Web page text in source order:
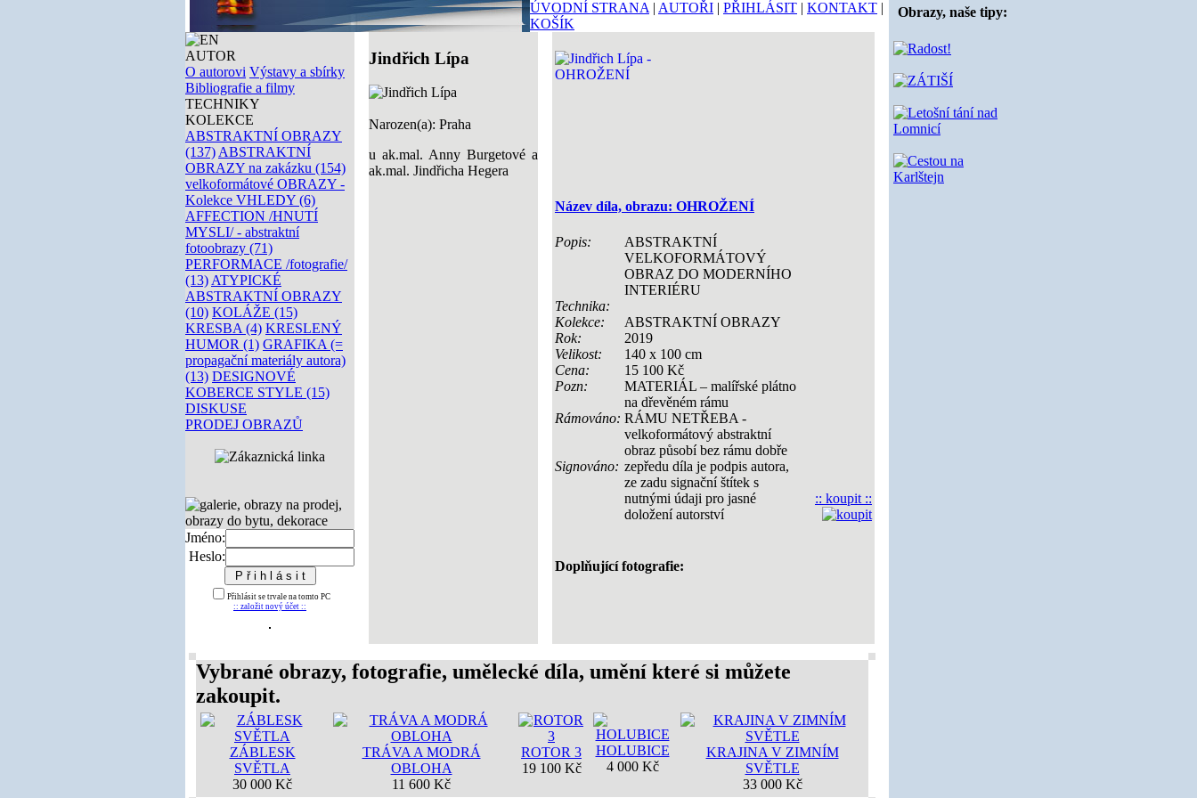
ÚVODNÍ STRANA | AUTOŘI | PŘIHLÁSIT | KONTAKT |
KOŠÍK
AUTOR
O autorovi Výstavy a sbírky
Bibliografie a filmy
TECHNIKY
KOLEKCE
ABSTRAKTNÍ OBRAZY
(137) ABSTRAKTNÍ
OBRAZY na zakázku (154)
velkoformátové OBRAZY -
Kolekce VHLEDY (6)
AFFECTION /HNUTÍ
MYSLI/ - abstraktní
fotoobrazy (71)
PERFORMACE /fotografie/
(13) ATYPICKÉ
ABSTRAKTNÍ OBRAZY
(10) KOLÁŽE (15)
KRESBA (4) KRESLENÝ
HUMOR (1) GRAFIKA (=
propagační materiály autora)
(13) DESIGNOVÉ
KOBERCE STYLE (15)
DISKUSE
PRODEJ OBRAZŮ
Jméno:
Heslo:
Přihlásit se trvale na tomto PC
:: založit nový účet ::
Jindřich Lípa
Narozen(a): Praha
u ak.mal. Anny Burgetové a
ak.mal. Jindřicha Hegera
Název díla, obrazu: OHROŽENÍ
Popis:
ABSTRAKTNÍ
VELKOFORMÁTOVÝ
OBRAZ DO MODERNÍHO
INTERIÉRU
Technika:
Kolekce:
ABSTRAKTNÍ OBRAZY
Rok:
2019
Velikost:
140 x 100 cm
Cena:
15 100 Kč
Pozn:
MATERIÁL – malířské plátno
na dřevěném rámu
Rámováno: RÁMU NETŘEBA -
velkoformátový abstraktní
obraz působí bez rámu dobře
Signováno: zepředu díla je podpis autora,
ze zadu signační štítek s
nutnými údaji pro jasné
doložení autorství
:: koupit ::
Doplňující fotografie:
Vybrané obrazy, fotografie, umělecké díla, umění které si můžete
zakoupit.
ZÁBLESK
SVĚTLA
30 000 Kč
TRÁVA A MODRÁ
OBLOHA
11 600 Kč
ROTOR 3
19 100 Kč
HOLUBICE
4 000 Kč
KRAJINA V ZIMNÍM
SVĚTLE
33 000 Kč
Obrazy, naše tipy: